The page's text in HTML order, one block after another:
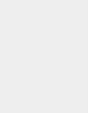
stínítek